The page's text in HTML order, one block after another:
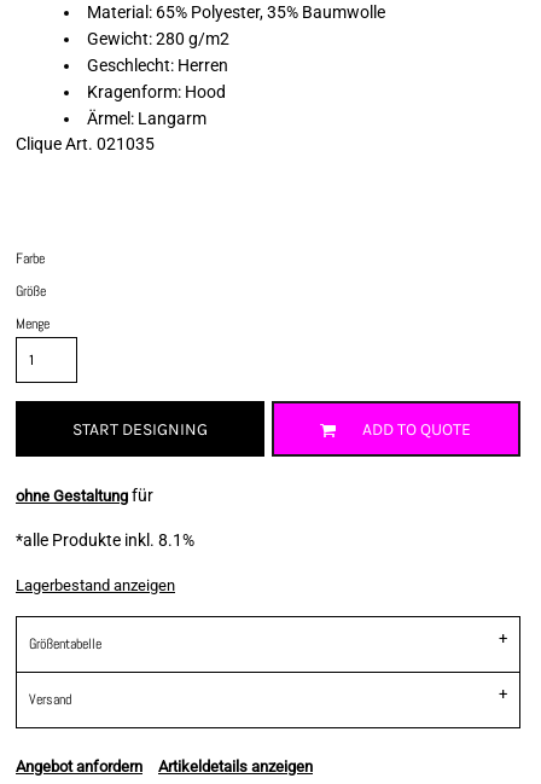
Material: 65% Polyester, 35% Baumwolle
Gewicht: 280 g/m2
Geschlecht: Herren
Kragenform: Hood
Ärmel: Langarm
Clique Art. 021035
Farbe
Größe
Menge
START DESIGNING ADD TO QUOTE
ohne Gestaltung für
*alle Produkte inkl. 8.1%
Lagerbestand anzeigen
Größentabelle
Versand
Angebot anfordern Artikeldetails anzeigen